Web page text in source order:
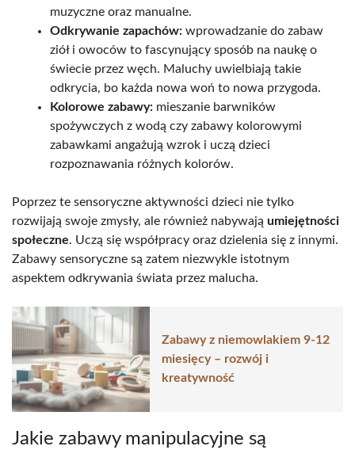
muzyczne oraz manualne.
Odkrywanie zapachów: wprowadzanie do zabaw
ziół i owoców to fascynujący sposób na naukę o
świecie przez węch. Maluchy uwielbiają takie
odkrycia, bo każda nowa woń to nowa przygoda.
Kolorowe zabawy: mieszanie barwników
spożywczych z wodą czy zabawy kolorowymi
zabawkami angażują wzrok i uczą dzieci
rozpoznawania różnych kolorów.
Poprzez te sensoryczne aktywności dzieci nie tylko
rozwijają swoje zmysły, ale również nabywają umiejętności
społeczne. Uczą się współpracy oraz dzielenia się z innymi.
Zabawy sensoryczne są zatem niezwykle istotnym
aspektem odkrywania świata przez malucha.
Zabawy z niemowlakiem 9-12
miesięcy – rozwój i
kreatywność
Jakie zabawy manipulacyjne są